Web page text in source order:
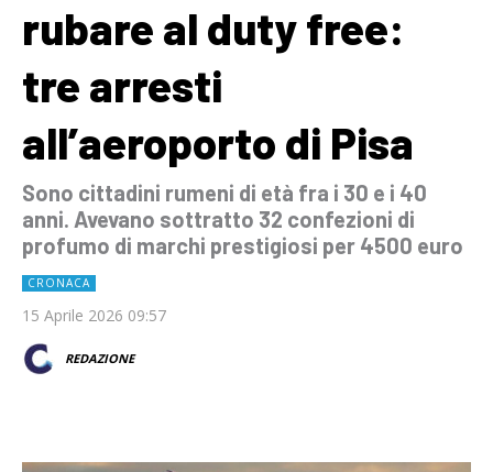
rubare al duty free:
tre arresti
all’aeroporto di Pisa
Sono cittadini rumeni di età fra i 30 e i 40
anni. Avevano sottratto 32 confezioni di
profumo di marchi prestigiosi per 4500 euro
CRONACA
15 Aprile 2026 09:57
REDAZIONE